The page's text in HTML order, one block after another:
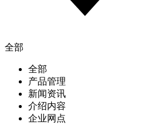
全部
全部
产品管理
新闻资讯
介绍内容
企业网点